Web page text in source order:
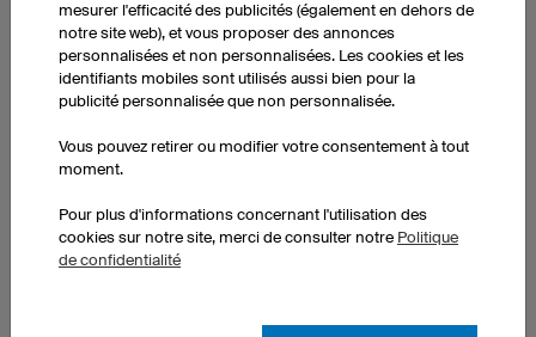
AUTRES UNIVERS
Maillots cyclistes
Maillots de basketball
Maillots de running
Maillots de hockey sur
glace
Maillots esport
T-shirts personnalisés
personnalisés
mesurer l'efficacité des publicités (également en dehors de
notre site web), et vous proposer des annonces
personnalisées et non personnalisées. Les cookies et les
identifiants mobiles sont utilisés aussi bien pour la
publicité personnalisée que non personnalisée.
Vous pouvez retirer ou modifier votre consentement à tout
moment.
Pour plus d'informations concernant l'utilisation des
cookies sur notre site, merci de consulter notre Politique
de confidentialité